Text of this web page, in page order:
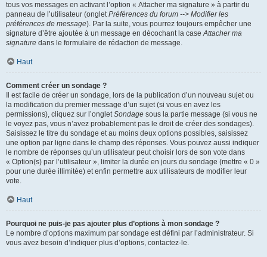
tous vos messages en activant l’option « Attacher ma signature » à partir du
panneau de l’utilisateur (ongletPréférences du forum --> Modifier les
préférences de message). Par la suite, vous pourrez toujours empêcher une
signature d’être ajoutée à un message en décochant la caseAttacher ma
signature dans le formulaire de rédaction de message.
Haut
Comment créer un sondage ?
Il est facile de créer un sondage, lors de la publication d’un nouveau sujet ou
la modification du premier message d’un sujet (si vous en avez les
permissions), cliquez sur l’ongletSondage sous la partie message (si vous ne
le voyez pas, vous n’avez probablement pas le droit de créer des sondages).
Saisissez le titre du sondage et au moins deux options possibles, saisissez
une option par ligne dans le champ des réponses. Vous pouvez aussi indiquer
le nombre de réponses qu’un utilisateur peut choisir lors de son vote dans
« Option(s) par l’utilisateur », limiter la durée en jours du sondage (mettre « 0 »
pour une durée illimitée) et enfin permettre aux utilisateurs de modifier leur
vote.
Haut
Pourquoi ne puis-je pas ajouter plus d’options à mon sondage ?
Le nombre d’options maximum par sondage est défini par l’administrateur. Si
vous avez besoin d’indiquer plus d’options, contactez-le.